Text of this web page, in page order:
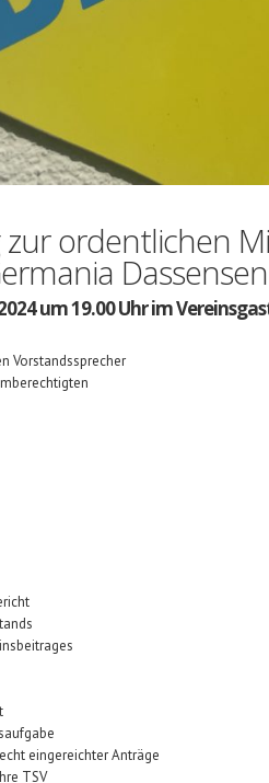
zur ordentlichen
um 19.00 Uhr im
Vorstandssprecher
eingereichter Anträge
TSV